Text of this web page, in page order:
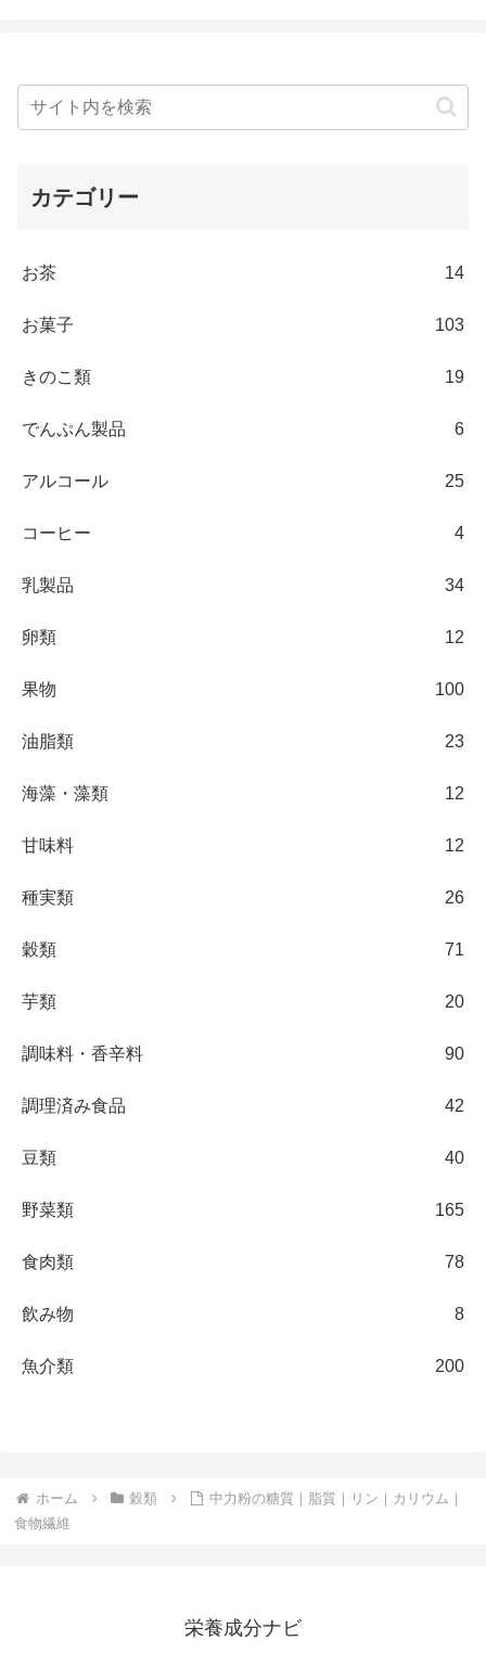
カテゴリー
お茶 14
お菓子 103
きのこ類 19
でんぷん製品 6
アルコール 25
コーヒー 4
乳製品 34
卵類 12
果物 100
油脂類 23
海藻・藻類 12
甘味料 12
種実類 26
穀類 71
芋類 20
調味料・香辛料 90
調理済み食品 42
豆類 40
野菜類 165
食肉類 78
飲み物 8
魚介類 200
ホーム 穀類
中力粉の糖質｜脂質｜リン｜カリウム｜
食物繊維
栄養成分ナビ